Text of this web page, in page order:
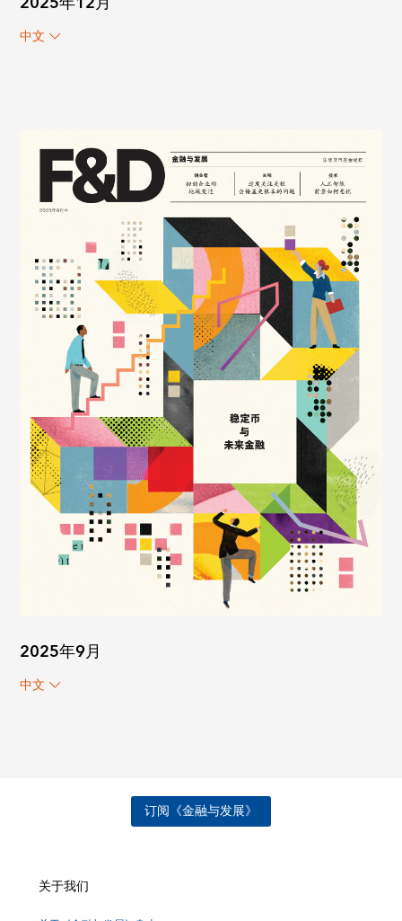
中文
2025年9月
中文
订阅《金融与发展》
关于我们